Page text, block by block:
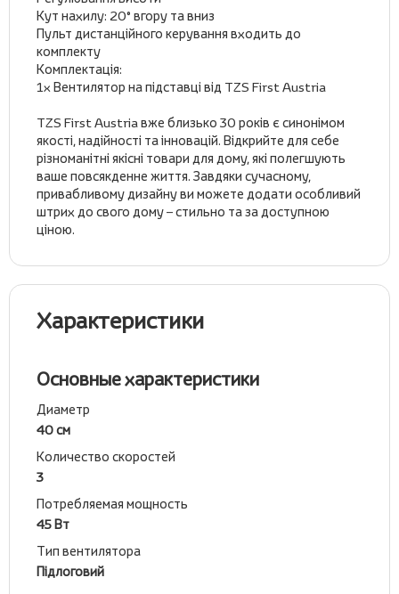
Кут нахилу: 20° вгору та вниз
Пульт дистанційного керування входить до
комплекту
Комплектація:
1x Вентилятор на підставці від TZS First Austria
TZS First Austria вже близько 30 років є синонімом
якості, надійності та інновацій. Відкрийте для себе
різноманітні якісні товари для дому, які полегшують
ваше повсякденне життя. Завдяки сучасному,
привабливому дизайну ви можете додати особливий
штрих до свого дому – стильно та за доступною
ціною.
Характеристики
Основные характеристики
Диаметр
40 см
Количество скоростей
3
Потребляемая мощность
45 Вт
Тип вентилятора
Підлоговий